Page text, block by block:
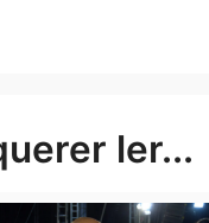
JH Notícias (@jhnoticias)